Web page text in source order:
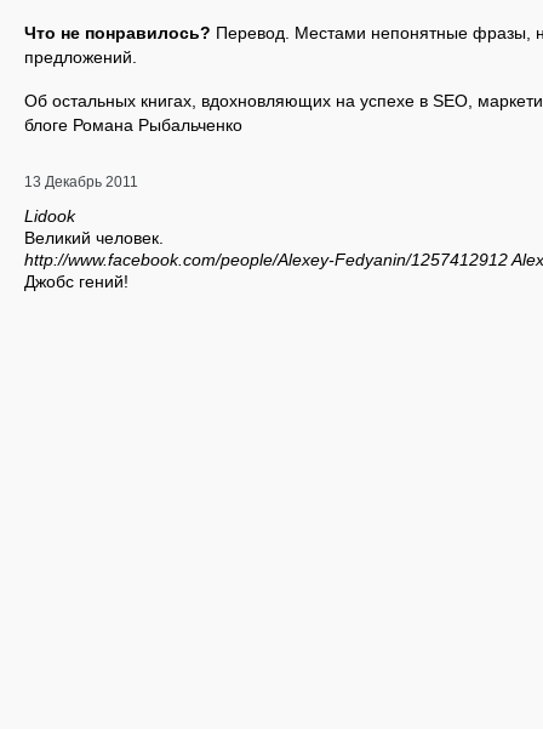
Что не понравилось? Перевод. Местами непонятные фразы,
предложений.
Об остальных книгах, вдохновляющих на успехе в SEO,
блоге Романа Рыбальченко
13 Декабрь 2011
Lidook
Великий человек.
http://www.facebook.com/people/Alexey-Fedyanin/1257412912
Джобс гений!